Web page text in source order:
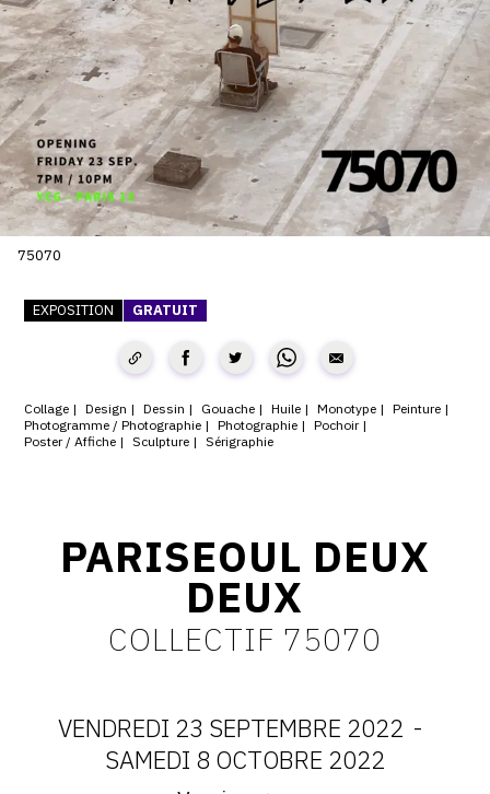
SERVICES
CRÉER SON CATALOGUE RAISONNÉ
ABONNEMENTS DÉDIÉS AUX GALERISTES
CRÉER SON SITE ARTISTE
CRÉER SON CATALOGUE D'EXPO
À PROPOS
L'ÉQUIPE OAM
CGU
CGV
INSTAGRAM
75070
EXPOSITION GRATUIT
Collage Design Dessin Gouache Huile Monotype
Peinture
Photogramme / Photographie
Photographie
Pochoir
Poster / Affiche
Sculpture Sérigraphie
PARISEOUL DEUX
DEUX
COLLECTIF 75070
DATES
VENDREDI 23 SEPTEMBRE 2022 -
SAMEDI 8 OCTOBRE 2022